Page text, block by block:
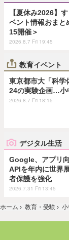
【夏休み2026】
ベント情報おまと
15開催＞
2026.8.7 Fri 19:45
教育イベント
東京都市大「科学
24の実験企画…小
2026.8.7 Fri 18:15
デジタル生活
Google、アプリ
APIを年内に世界
者保護を強化
2026.7.31 Fri 13:45
ホーム › 教育・受験 › 小